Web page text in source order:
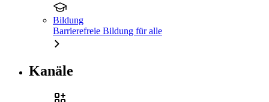
Bildung
Barrierefreie Bildung für alle
Kanäle